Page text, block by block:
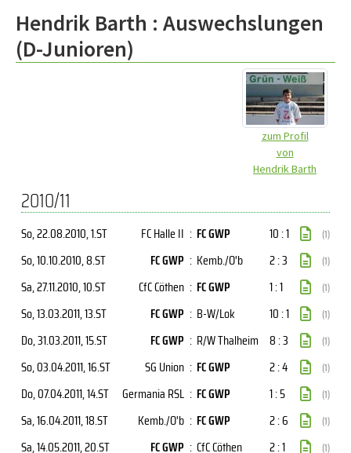
Hendrik Barth : Auswechslungen
(D-Junioren)
zum Profil
von
Hendrik Barth
2010/11
So, 22.08.2010, 1.ST FC Halle II : FC GWP 10 : 1 (1)
So, 10.10.2010, 8.ST FC GWP : Kemb./O'b 2 : 3 (1)
Sa, 27.11.2010, 10.ST CfC Cöthen : FC GWP 1 : 1 (1)
So, 13.03.2011, 13.ST FC GWP : B-W/Lok 10 : 1 (1)
Do, 31.03.2011, 15.ST FC GWP : R/W Thalheim 8 : 3 (1)
So, 03.04.2011, 16.ST SG Union : FC GWP 2 : 4 (1)
Do, 07.04.2011, 14.ST Germania RSL : FC GWP 1 : 5 (1)
Sa, 16.04.2011, 18.ST Kemb./O'b : FC GWP 2 : 6 (1)
Sa, 14.05.2011, 20.ST FC GWP : CfC Cöthen 2 : 1 (1)